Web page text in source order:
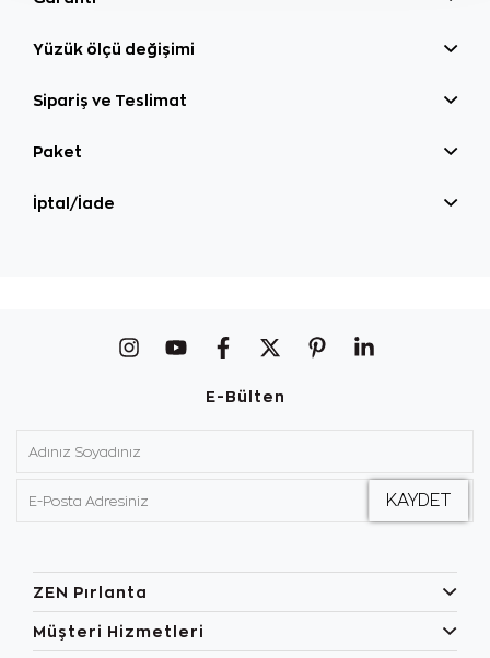
Yüzük ölçü değişimi
Sipariş ve Teslimat
Paket
İptal/İade
E-Bülten
ZEN Pırlanta
Müşteri Hizmetleri